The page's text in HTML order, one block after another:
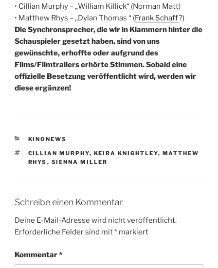
• Cillian Murphy – „William Killick“ (Norman Matt)
• Matthew Rhys – „Dylan Thomas “ (Frank Schaff?)
Die Synchronsprecher, die wir in Klammern hinter die
Schauspieler gesetzt haben, sind von uns
gewünschte, erhoffte oder aufgrund des
Films/Filmtrailers erhörte Stimmen. Sobald eine
offizielle Besetzung veröffentlicht wird, werden wir
diese ergänzen!
KATEGORIEN
KINONEWS
SCHLAGWÖRTER
CILLIAN MURPHY, KEIRA KNIGHTLEY, MATTHEW
RHYS , SIENNA MILLER
Schreibe einen Kommentar
Deine E-Mail-Adresse wird nicht veröffentlicht.
Erforderliche Felder sind mit* markiert
Kommentar*